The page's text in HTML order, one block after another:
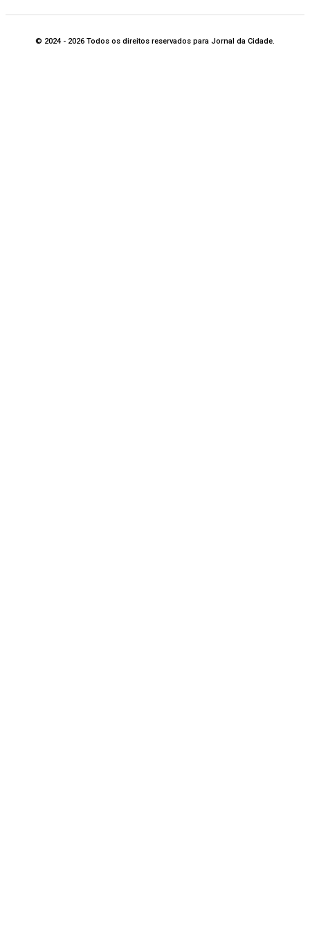
© 2024 - 2026 Todos os direitos reservados para Jornal da Cidade.